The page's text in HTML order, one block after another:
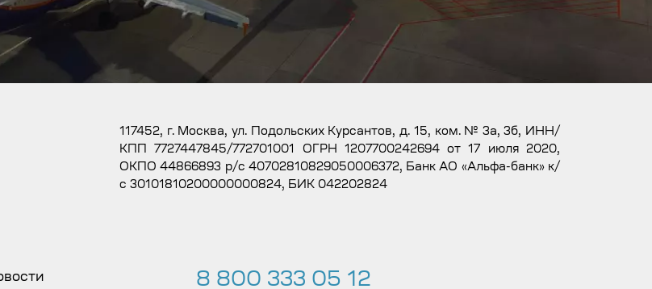
117452, г. Москва, ул. Подольских Курсантов, д. 15, ком. № 3а, 3б, ИНН/
КПП 7727447845/772701001 ОГРН 1207700242694 от 17 июля 2020,
ОКПО 44866893 р/с 40702810829050006372, Банк АО «Альфа-банк» к/
с 30101810200000000824, БИК 042202824
8 800 333 05 12